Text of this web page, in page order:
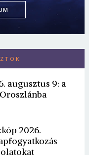
augusztus 9: a
2026.